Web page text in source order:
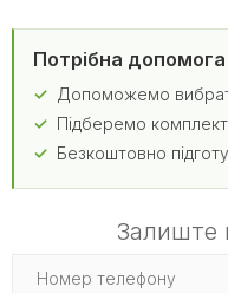
Потрібна
Допоможемо
Підберемо
Безкоштовно
Залиште